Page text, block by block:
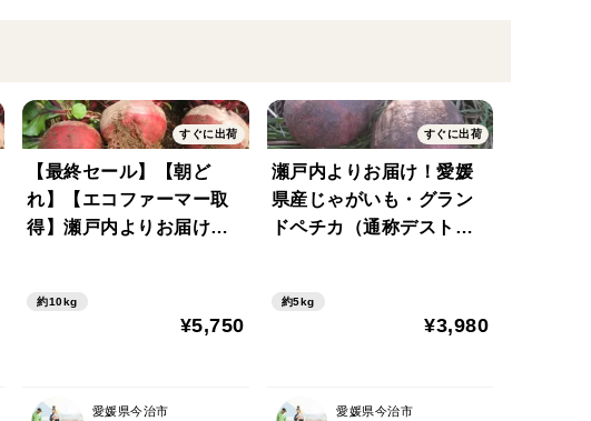
すぐに出荷
【最終セール】【朝ど
れ】【エコファーマー取
得】瀬戸内よりお届け！
㎏【約２０~３０個・サイ
ズ混合・ご家庭用】葉っ
約10kg
¥5,750
愛媛県今治市
すぐに出荷
瀬戸内よりお届け！愛媛
県産じゃがいも・グラン
ドペチカ（通称デストロ
庭用】粘り気のあるしっ
とりとした食感とほどよ
約5kg
¥3,980
愛媛県今治市